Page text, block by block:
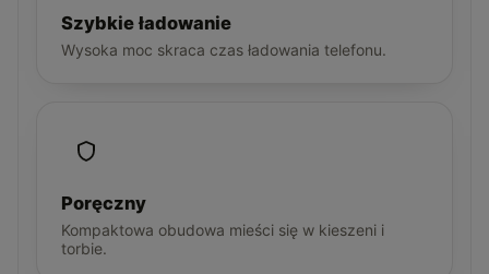
Szybkie ładowanie
Wysoka moc skraca czas ładowania telefonu.
Poręczny
Kompaktowa obudowa mieści się w kieszeni i
torbie.